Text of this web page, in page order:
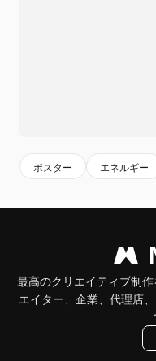
ポスター エネルギー
最高のクリエイティブ制
エイター、企業、代理店